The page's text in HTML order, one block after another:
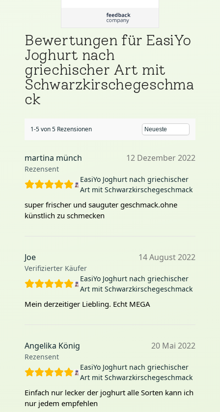
Bewertungen für EasiYo
Joghurt nach
griechischer Art mit
Schwarzkirschegeschma
ck
1-5 von 5 Rezensionen
martina münch
Rezensent
12 Dezember 2022
EasiYo Joghurt nach griechischer
Art mit Schwarzkirschegeschmack
super frischer und sauguter geschmack.ohne
künstlich zu schmecken
Joe
Verifizierter Käufer
14 August 2022
EasiYo Joghurt nach griechischer
Art mit Schwarzkirschegeschmack
Mein derzeitiger Liebling. Echt MEGA
Angelika König
Rezensent
20 Mai 2022
EasiYo Joghurt nach griechischer
Art mit Schwarzkirschegeschmack
Einfach nur lecker der joghurt alle Sorten kann ich
nur jedem empfehlen